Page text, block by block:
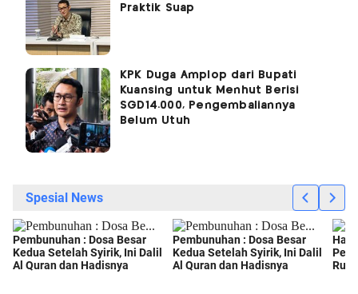
Praktik Suap
KPK Duga Amplop dari Bupati
Kuansing untuk Menhut Berisi
SGD14.000, Pengembaliannya
Belum Utuh